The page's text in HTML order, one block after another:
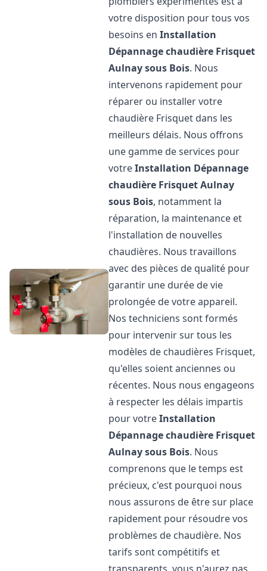
votre disposition pour tous vos
besoins enInstallation
Dépannage chaudière Frisquet
Aulnay sous Bois. Nous
intervenons rapidement pour
réparer ou installer votre
chaudière Frisquet dans les
meilleurs délais. Nous offrons
une gamme de services pour
votreInstallation Dépannage
chaudière FrisquetAulnay
sous Bois, notamment la
réparation, la maintenance et
l'installation de nouvelles
chaudières. Nous travaillons
avec des pièces de qualité pour
garantir une durée de vie
prolongée de votre appareil.
Nos techniciens sont formés
pour intervenir sur tous les
modèles de chaudières Frisquet,
qu'elles soient anciennes ou
récentes. Nous nous engageons
à respecter les délais impartis
pour votreInstallation
Dépannage chaudière Frisquet
Aulnay sous Bois. Nous
comprenons que le temps est
précieux, c'est pourquoi nous
nous assurons de être sur place
rapidement pour résoudre vos
problèmes de chaudière. Nos
tarifs sont compétitifs et